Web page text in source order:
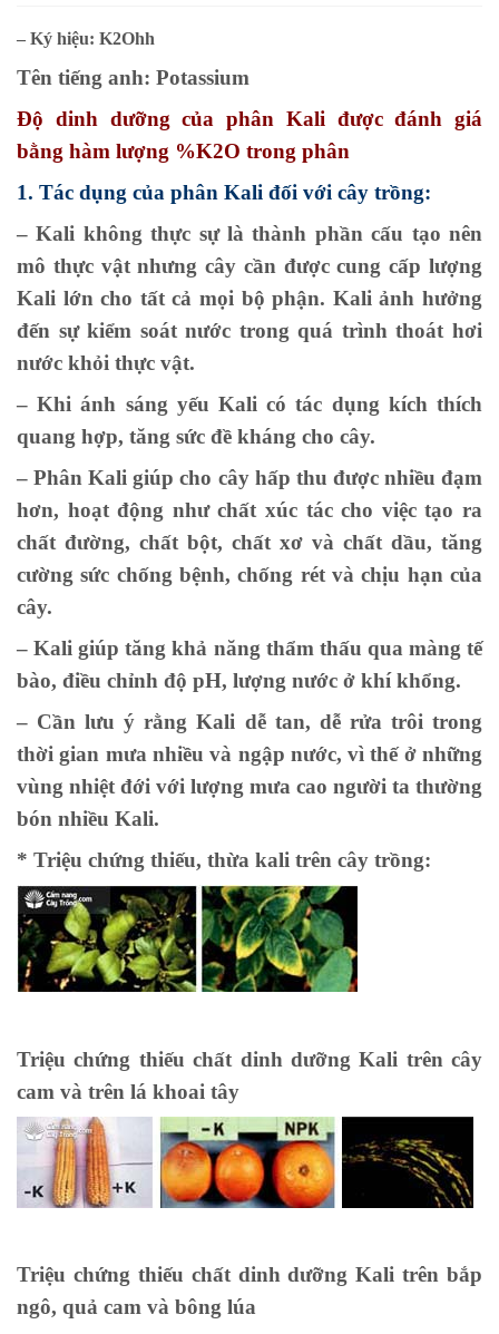
– Ký hiệu: K2Ohh
Tên tiếng anh: Potassium
Độ dinh dưỡng của phân Kali được đánh giá
bằng hàm lượng %K2O trong phân
1. Tác dụng của phân Kali đối với cây trồng:
– Kali không thực sự là thành phần cấu tạo nên
mô thực vật nhưng cây cần được cung cấp lượng
Kali lớn cho tất cả mọi bộ phận. Kali ảnh hưởng
đến sự kiểm soát nước trong quá trình thoát hơi
nước khỏi thực vật.
– Khi ánh sáng yếu Kali có tác dụng kích thích
quang hợp, tăng sức đề kháng cho cây.
– Phân Kali giúp cho cây hấp thu được nhiều đạm
hơn, hoạt động như chất xúc tác cho việc tạo ra
chất đường, chất bột, chất xơ và chất dầu, tăng
cường sức chống bệnh, chống rét và chịu hạn của
cây.
– Kali giúp tăng khả năng thẩm thấu qua màng tế
bào, điều chỉnh độ pH, lượng nước ở khí khổng.
– Cần lưu ý rằng Kali dễ tan, dễ rửa trôi trong
thời gian mưa nhiều và ngập nước, vì thế ở những
vùng nhiệt đới với lượng mưa cao người ta thường
bón nhiều Kali.
* Triệu chứng thiếu, thừa kali trên cây trồng:
Triệu chứng thiếu chất dinh dưỡng Kali trên cây
cam và trên lá khoai tây
Triệu chứng thiếu chất dinh dưỡng Kali trên bắp
ngô, quả cam và bông lúa